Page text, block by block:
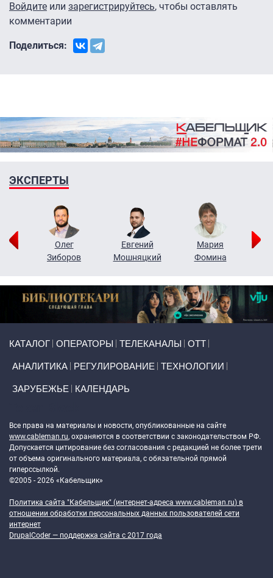
Войдите или зарегистрируйтесь, чтобы оставлять
комментарии
Поделиться:
ЭКСПЕРТЫ
Олег
Зиборов
Евгений
Мошняцкий
Мария
Фомина
КАТАЛОГ ОПЕРАТОРЫ ТЕЛЕКАНАЛЫ ОТТ
АНАЛИТИКА РЕГУЛИРОВАНИЕ ТЕХНОЛОГИИ
ЗАРУБЕЖЬЕ КАЛЕНДАРЬ
Все права на материалы и новости, опубликованные на сайте
www.cableman.ru, охраняются в соответствии с законодательством РФ.
Допускается цитирование без согласования с редакцией не более трети
от объема оригинального материала, с обязательной прямой
гиперссылкой.
©2005 - 2026 «Кабельщик»
Политика сайта "Кабельщик" (интернет-адреса www.cableman.ru) в
отношении обработки персональных данных пользователей сети
интернет
DrupalCoder — поддержка сайта c 2017 года